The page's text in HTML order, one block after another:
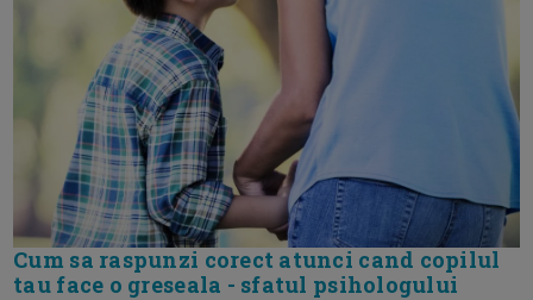
Cum sa raspunzi corect atunci cand copilul
tau face o greseala - sfatul psihologului